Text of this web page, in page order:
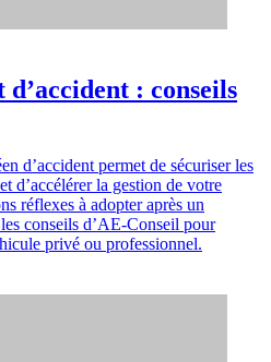
: conseils
d’accident permet de sécuriser les
d’accélérer la gestion de votre
réflexes à adopter après un
conseils d’AE-Conseil pour
privé ou professionnel.